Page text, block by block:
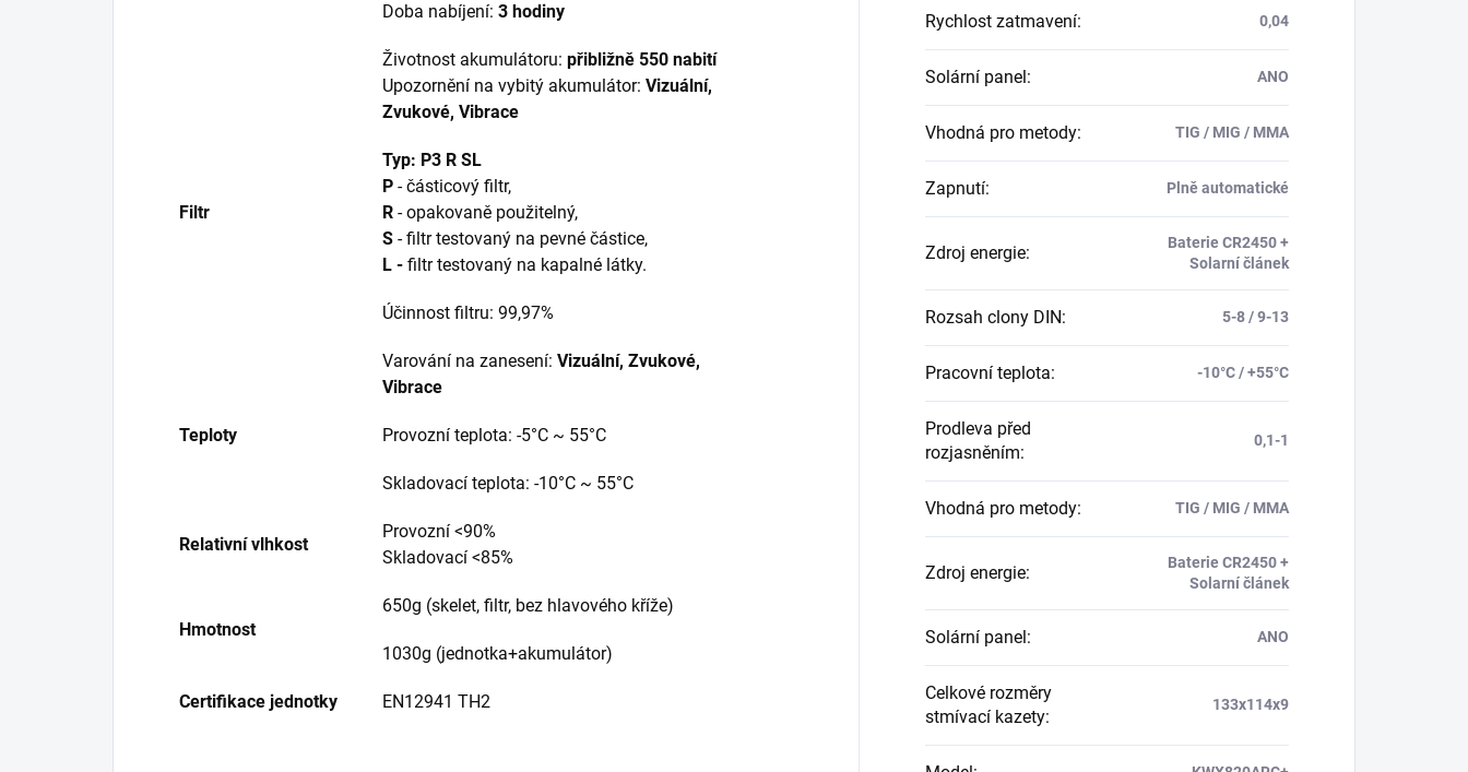
Doba nabíjení: 3 hodiny
Životnost akumulátoru: přibližně 550 nabití
Upozornění na vybitý akumulátor: Vizuální,
Zvukové, Vibrace
Filtr
Typ: P3 R SL
P - částicový filtr,
R - opakovaně použitelný,
S - filtr testovaný na pevné částice,
L - filtr testovaný na kapalné látky.
Účinnost filtru: 99,97%
Varování na zanesení: Vizuální, Zvukové,
Vibrace
Teploty Provozní teplota: -5°C ~ 55°C
Skladovací teplota: -10°C ~ 55°C
Relativní vlhkost
Provozní <90%
Skladovací <85%
Hmotnost
650g (skelet, filtr, bez hlavového kříže)
1030g (jednotka+akumulátor)
Certifikace jednotky EN12941 TH2
Rychlost zatmavení: 0,04
Solární panel : ANO
Vhodná pro metody: TIG / MIG / MMA
Zapnutí: Plně automatické
Zdroj energie:
Baterie CR2450 +
Solarní článek
Rozsah clony DIN: 5-8 / 9-13
Pracovní teplota: -10°C / +55°C
Prodleva před
rozjasněním:
0,1-1
Vhodná pro metody: TIG / MIG / MMA
Zdroj energie:
Baterie CR2450 +
Solarní článek
Solární panel : ANO
Celkové rozměry
stmívací kazety:
133x114x9